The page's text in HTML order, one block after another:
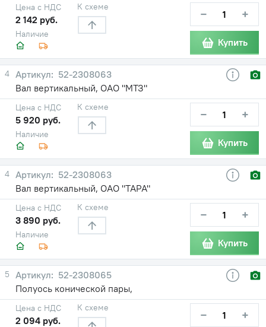
Наличие
Цена с НДС
2 142 руб.
К схеме − +
Купить
4
52-2308063
Вал вертикальный, ОАО "МТЗ"
Наличие
Цена с НДС
5 920 руб.
К схеме − +
Купить
4
52-2308063
Вал вертикальный, ОАО "ТАРА"
Наличие
Цена с НДС
3 890 руб.
К схеме − +
Купить
5
52-2308065
Полуось конической пары,
Цена с НДС
2 094 руб.
К схеме − +